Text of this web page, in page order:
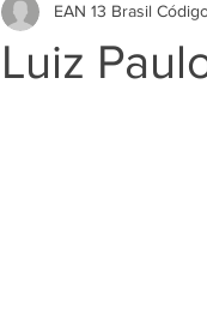
Luiz
EAN 13 Brasil